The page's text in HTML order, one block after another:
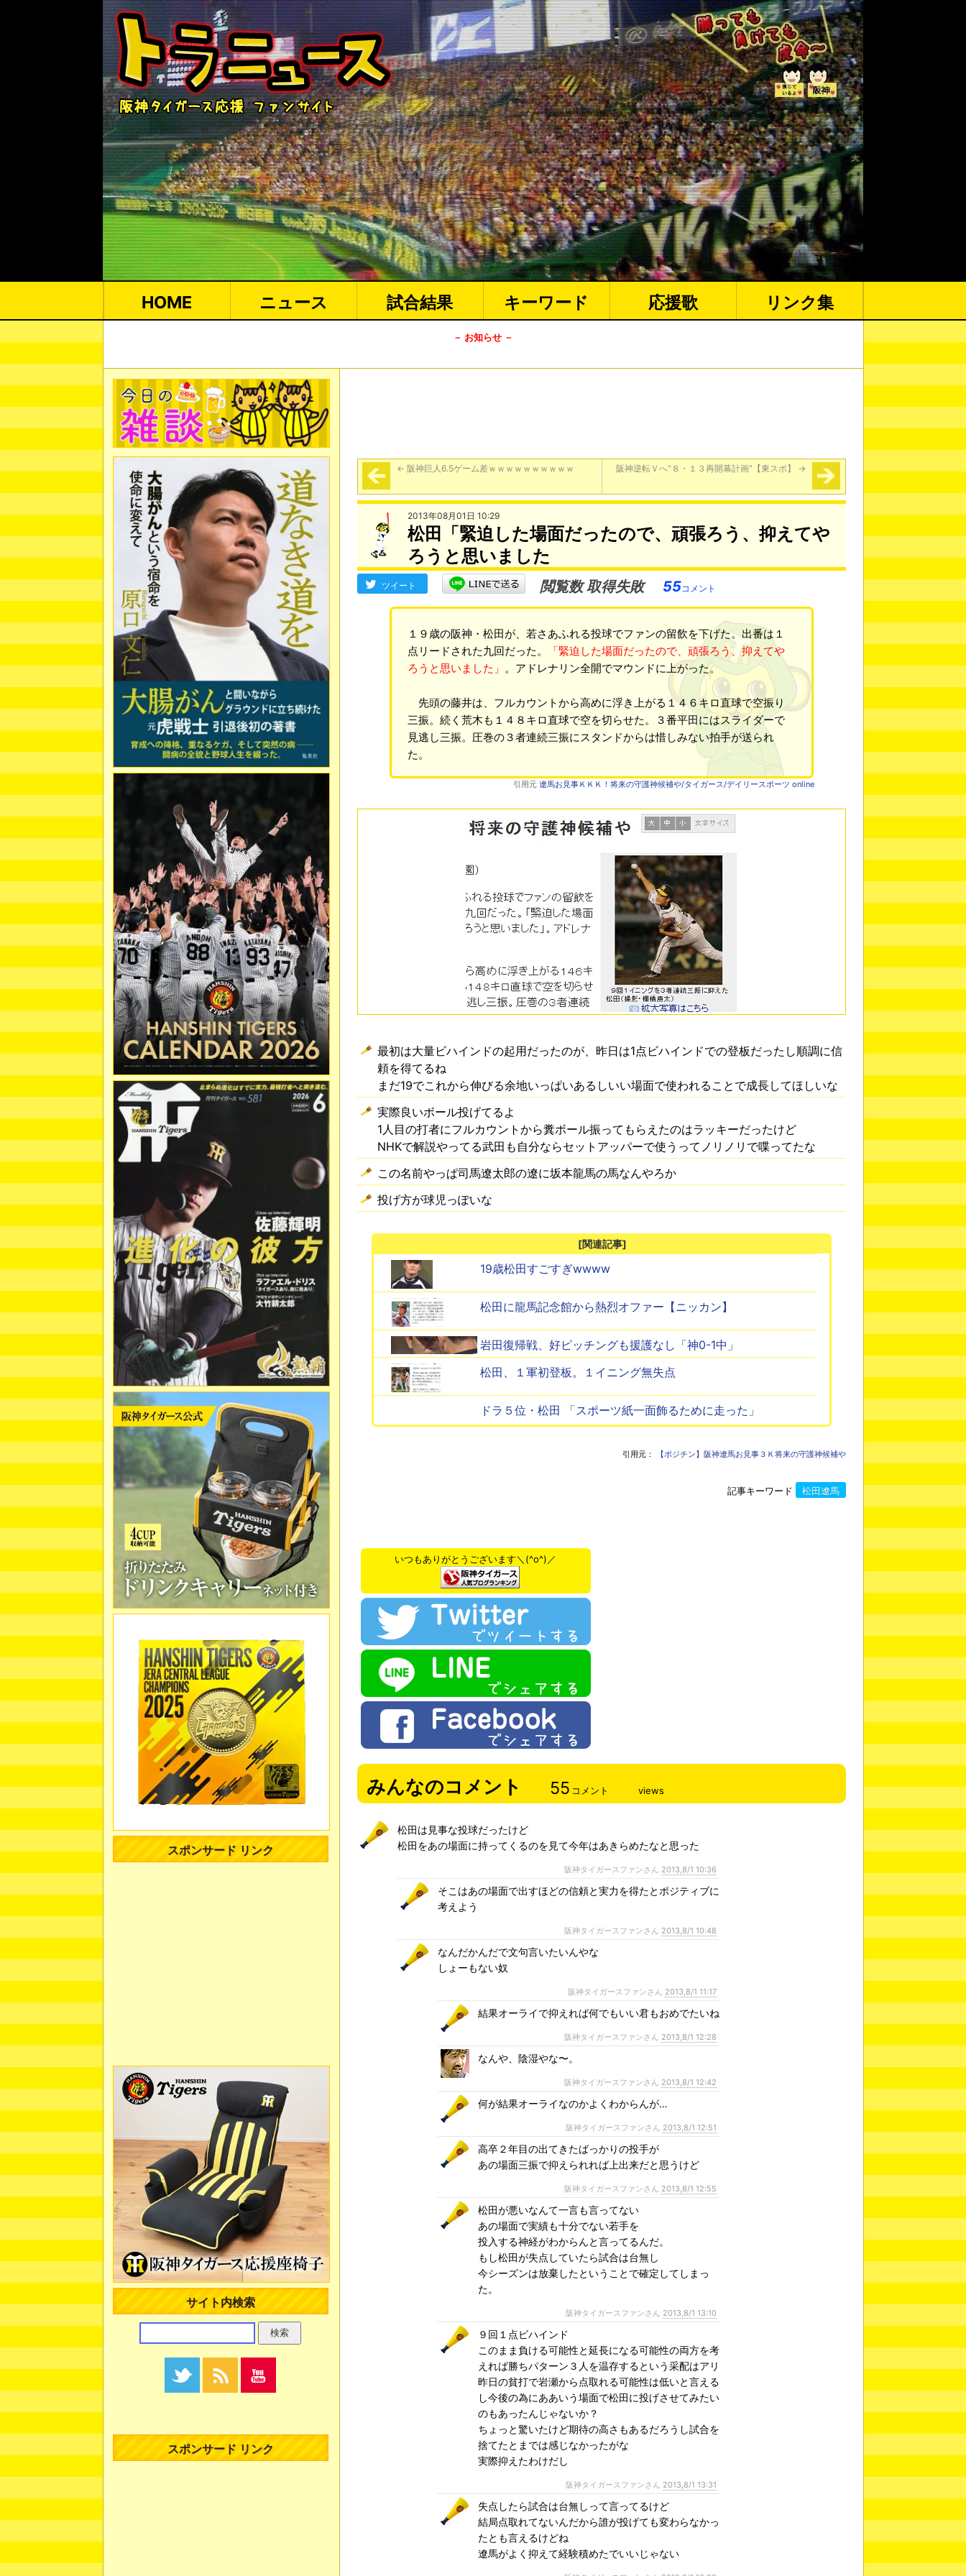
HOME ニュース 試合結果 キーワード 応援歌 リンク集
－ お知らせ －
← 阪神巨人6.5ゲーム差ｗｗｗｗｗｗｗｗｗｗ 阪神逆転Ｖへ“８・１３再開幕計画”【東スポ】 →
2013年08月01日 10:29
松田「緊迫した場面だったので、頑張ろう、抑えてや
ろうと思いました
ツイート 閲覧数 取得失敗 55コメント
１９歳の阪神・松田が、若さあふれる投球でファンの留飲を下げた。出番は１
点リードされた九回だった。
「緊迫した場面だったので、頑張ろう、抑えてや
ろうと思いました」 。アドレナリン全開でマウンドに上がった。
先頭の藤井は、フルカウントから高めに浮き上がる１４６キロ直球で空振り
三振。続く荒木も１４８キロ直球で空を切らせた。３番平田にはスライダーで
見逃し三振。圧巻の３者連続三振にスタンドからは惜しみない拍手が送られ
た。
引用元 遼馬お見事ＫＫＫ！将来の守護神候補や/タイガース/デイリースポーツ online
最初は大量ビハインドの起用だったのが、昨日は1点ビハインドでの登板だったし順調に信
頼を得てるね
まだ19でこれから伸びる余地いっぱいあるしいい場面で使われることで成長してほしいな
実際良いボール投げてるよ
1人目の打者にフルカウントから糞ボール振ってもらえたのはラッキーだったけど
NHKで解説やってる武田も自分ならセットアッパーで使うってノリノリで喋ってたな
この名前やっぱ司馬遼太郎の遼に坂本龍馬の馬なんやろか
投げ方が球児っぽいな
[関連記事]
19歳松田すごすぎwwww
松田に龍馬記念館から熱烈オファー【ニッカン】
岩田復帰戦、好ピッチングも援護なし「神0-1中」
松田、１軍初登板。１イニング無失点
ドラ５位・松田 「スポーツ紙一面飾るために走った」
引用元： 【ポジチン】阪神遼馬お見事３Ｋ将来の守護神候補や
記事キーワード 松田遼馬
いつもありがとうございます＼(^o^)／
みんなのコメント 55 コメント views
松田は見事な投球だったけど
松田をあの場面に持ってくるのを見て今年はあきらめたなと思った
阪神タイガースファンさん 2013,8/1 10:36
そこはあの場面で出すほどの信頼と実力を得たとポジティブに
考えよう
阪神タイガースファンさん 2013,8/1 10:48
なんだかんだで文句言いたいんやな
しょーもない奴
阪神タイガースファンさん 2013,8/1 11:17
結果オーライで抑えれば何でもいい君もおめでたいね
阪神タイガースファンさん 2013,8/1 12:28
なんや、陰湿やな〜。
阪神タイガースファンさん 2013,8/1 12:42
何が結果オーライなのかよくわからんが…
阪神タイガースファンさん 2013,8/1 12:51
高卒２年目の出てきたばっかりの投手が
あの場面三振で抑えられれば上出来だと思うけど
阪神タイガースファンさん 2013,8/1 12:55
松田が悪いなんて一言も言ってない
あの場面で実績も十分でない若手を
投入する神経がわからんと言ってるんだ。
もし松田が失点していたら試合は台無し
今シーズンは放棄したということで確定してしまっ
た。
阪神タイガースファンさん 2013,8/1 13:10
９回１点ビハインド
このまま負ける可能性と延長になる可能性の両方を考
えれば勝ちパターン３人を温存するという采配はアリ
昨日の貧打で岩瀬から点取れる可能性は低いと言える
し今後の為にああいう場面で松田に投げさせてみたい
のもあったんじゃないか？
ちょっと驚いたけど期待の高さもあるだろうし試合を
捨てたとまでは感じなかったがな
実際抑えたわけだし
阪神タイガースファンさん 2013,8/1 13:31
失点したら試合は台無しって言ってるけど
結局点取れてないんだから誰が投げても変わらなかっ
たとも言えるけどね
遼馬がよく抑えて経験積めたでいいじゃない
スポンサード リンク
サイト内検索
スポンサード リンク